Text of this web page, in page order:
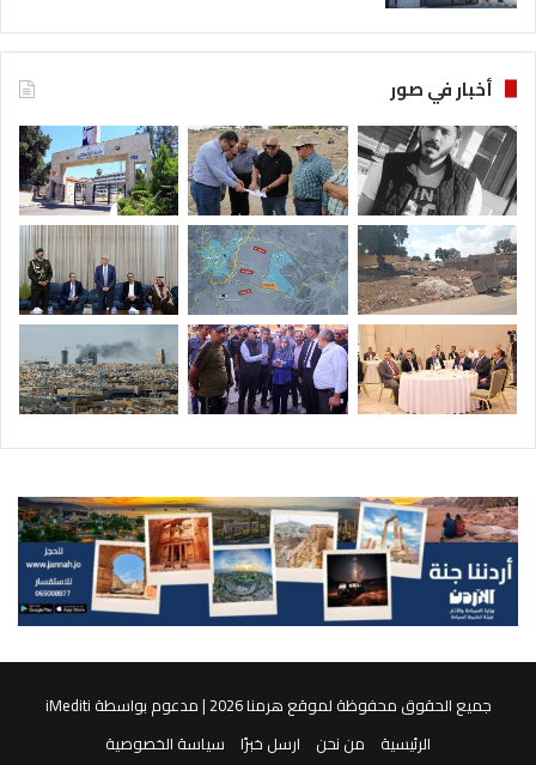
أخبار في صور
جميع الحقوق محفوظة لموقع هرمنا 2026 | مدعوم بواسطة
iMediti
الرئيسية
من نحن ارسل خبرًا سياسة الخصوصية